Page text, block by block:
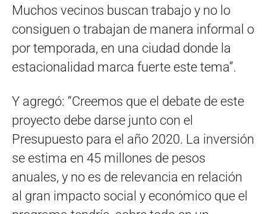
Muchos vecinos buscan trabajo y no lo
consiguen o trabajan de manera informal o
por temporada, en una ciudad donde la
estacionalidad marca fuerte este tema”.
Y agregó: “Creemos que el debate de este
proyecto debe darse junto con el
Presupuesto para el año 2020. La inversión
se estima en 45 millones de pesos
anuales, y no es de relevancia en relación
al gran impacto social y económico que el